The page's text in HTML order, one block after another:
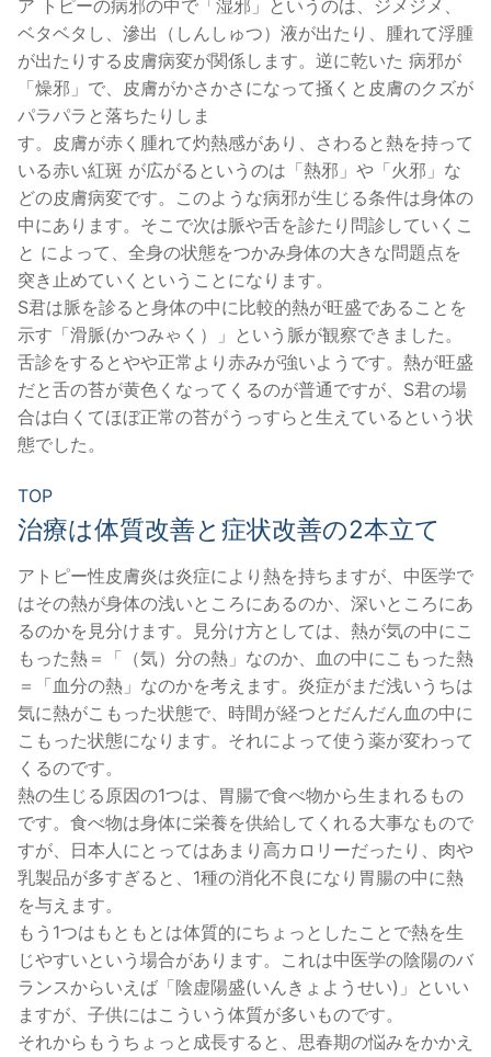
ア トピーの病邪の中で「湿邪」というのは、ジメジメ、
ベタベタし、滲出（しんしゅつ）液が出たり、腫れて浮腫
が出たりする皮膚病変が関係します。逆に乾いた 病邪が
「燥邪」で、皮膚がかさかさになって掻くと皮膚のクズが
パラパラと落ちたりしま
す。皮膚が赤く腫れて灼熱感があり、さわると熱を持って
いる赤い紅斑 が広がるというのは「熱邪」や「火邪」な
どの皮膚病変です。このような病邪が生じる条件は身体の
中にあります。そこで次は脈や舌を診たり問診していくこ
と によって、全身の状態をつかみ身体の大きな問題点を
突き止めていくということになります。
S君は脈を診ると身体の中に比較的熱が旺盛であることを
示す「滑脈(かつみゃく）」という脈が観察できました。
舌診をするとやや正常より赤みが強いようです。熱が旺盛
だと舌の苔が黄色くなってくるのが普通ですが、S君の場
合は白くてほぼ正常の苔がうっすらと生えているという状
態でした。
TOP
治療は体質改善と症状改善の2本立て
アトピー性皮膚炎は炎症により熱を持ちますが、中医学で
はその熱が身体の浅いところにあるのか、深いところにあ
るのかを見分けます。見分け方としては、熱が気の中にこ
もった熱＝「（気）分の熱」なのか、血の中にこもった熱
＝「血分の熱」なのかを考えます。炎症がまだ浅いうちは
気に熱がこもった状態で、時間が経つとだんだん血の中に
こもった状態になります。それによって使う薬が変わって
くるのです。
熱の生じる原因の1つは、胃腸で食べ物から生まれるもの
です。食べ物は身体に栄養を供給してくれる大事なもので
すが、日本人にとってはあまり高カロリーだったり、肉や
乳製品が多すぎると、1種の消化不良になり胃腸の中に熱
を与えます。
もう1つはもともとは体質的にちょっとしたことで熱を生
じやすいという場合があります。これは中医学の陰陽のバ
ランスからいえば「陰虚陽盛(いんきょようせい)」といい
ますが、子供にはこういう体質が多いものです。
それからもうちょっと成長すると、思春期の悩みをかかえ